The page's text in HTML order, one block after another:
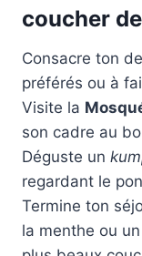
coucher
Consacre ton
préférés ou à
Visite la
son cadre au
Déguste un
regardant le
Termine ton
la menthe ou